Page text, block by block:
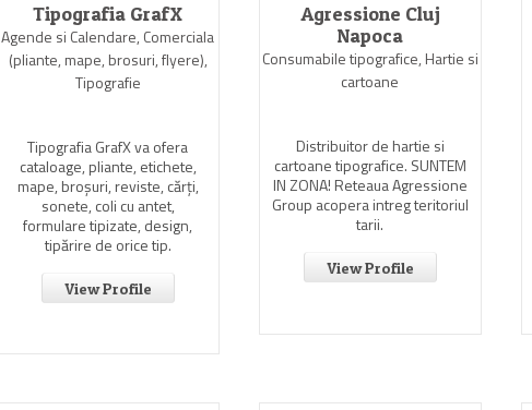
Tipografia GrafX
Agende si Calendare, Comerciala
(pliante, mape, brosuri, flyere),
Tipografie
Tipografia GrafX va ofera
cataloage, pliante, etichete,
mape, broşuri, reviste, cărţi,
sonete, coli cu antet,
formulare tipizate, design,
tipărire de orice tip.
View Profile
Agressione Cluj
Napoca
Consumabile tipografice, Hartie si
cartoane
Distribuitor de hartie si
cartoane tipografice. SUNTEM
IN ZONA! Reteaua Agressione
Group acopera intreg teritoriul
tarii.
View Profile